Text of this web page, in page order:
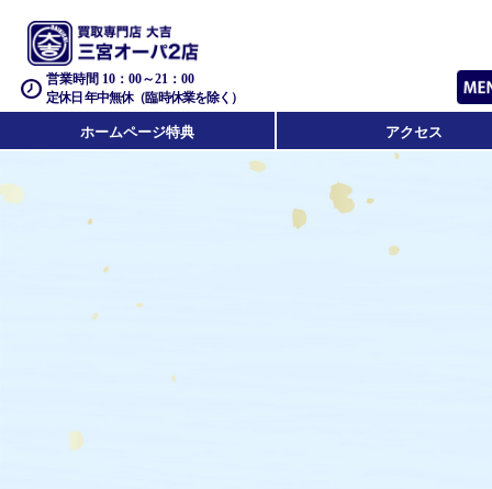
営業時間 10：00～21：00
定休日 年中無休（臨時休業を除く）
ホームページ特典 アクセス